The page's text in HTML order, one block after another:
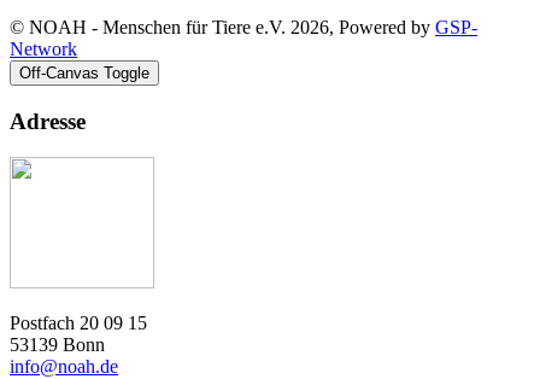
© NOAH - Menschen für Tiere e.V. 2026, Powered by GSP-
Network
Off-Canvas Toggle
Adresse
Postfach 20 09 15
53139 Bonn
info@noah.de